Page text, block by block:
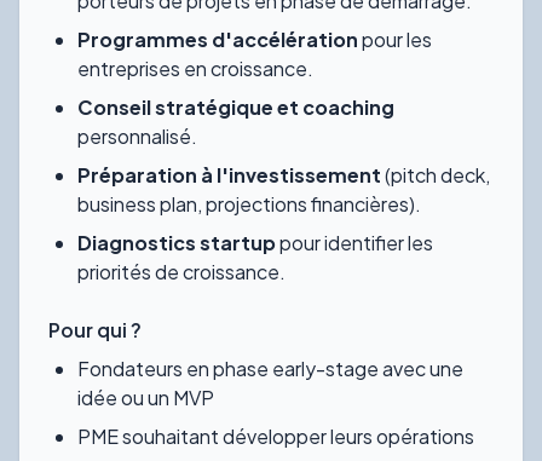
Programmes d'accélérationpour les
entreprises en croissance.
Conseil stratégique et coaching
personnalisé.
Préparation à l'investissement(pitch deck,
business plan, projections financières).
Diagnostics startuppour identifier les
priorités de croissance.
Pour qui ?
Fondateurs en phase early-stage avec une
idée ou un MVP
PME souhaitant développer leurs opérations